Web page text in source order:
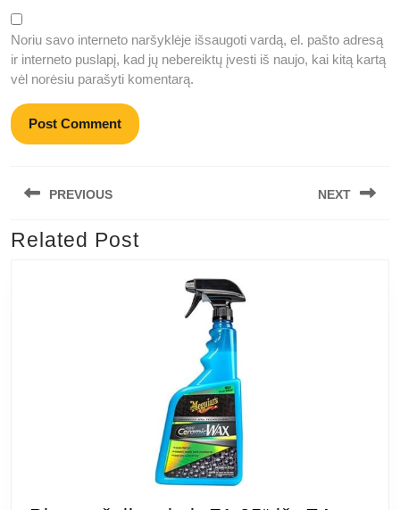
Noriu savo interneto naršyklėje išsaugoti vardą, el. pašto adresą
ir interneto puslapį, kad jų nebereiktų įvesti iš naujo, kai kitą kartą
vėl norėsiu parašyti komentarą.
tarp
įrašų
PREVIOUS
Previous
NEXT
Related Post